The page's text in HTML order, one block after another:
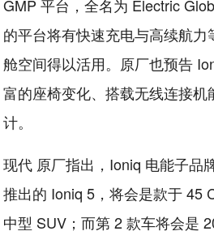
GMP 平台，全名为 Electric
的平台将有快速充电与高续航
舱空间得以活用。原厂也预告
富的座椅变化、搭载无线连接
计。
现代 原厂指出，Ioniq 电能子品
推出的 Ioniq 5，将会是款于 45
中型 SUV；而第 2 款车将会是